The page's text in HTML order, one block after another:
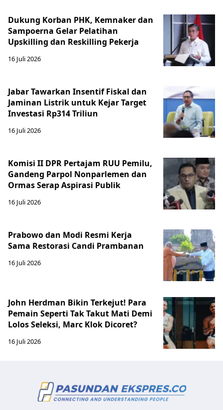
Dukung Korban PHK, Kemnaker dan
Sampoerna Gelar Pelatihan
Upskilling dan Reskilling Pekerja
16 Juli 2026
Jabar Tawarkan Insentif Fiskal dan
Jaminan Listrik untuk Kejar Target
Investasi Rp314 Triliun
16 Juli 2026
Komisi II DPR Pertajam RUU Pemilu,
Gandeng Parpol Nonparlemen dan
Ormas Serap Aspirasi Publik
16 Juli 2026
Prabowo dan Modi Resmi Kerja
Sama Restorasi Candi Prambanan
16 Juli 2026
John Herdman Bikin Terkejut! Para
Pemain Seperti Tak Takut Mati Demi
Lolos Seleksi, Marc Klok Dicoret?
16 Juli 2026